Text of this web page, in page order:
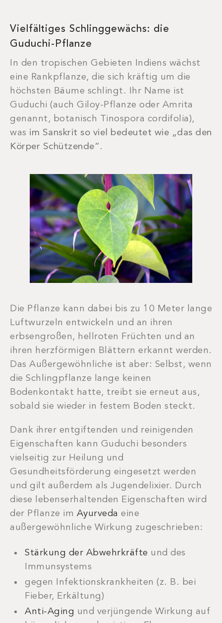
Vielfältiges Schlinggewächs: die
Guduchi-Pflanze
In den tropischen Gebieten Indiens wächst
eine Rankpflanze, die sich kräftig um die
höchsten Bäume schlingt. Ihr Name ist
Guduchi (auch Giloy-Pflanze oder Amrita
genannt, botanisch Tinospora cordifolia),
was im Sanskrit so viel bedeutet wie „das den
Körper Schützende“ .
Die Pflanze kann dabei bis zu 10 Meter lange
Luftwurzeln entwickeln und an ihren
erbsengroßen, hellroten Früchten und an
ihren herzförmigen Blättern erkannt werden.
Das Außergewöhnliche ist aber: Selbst, wenn
die Schlingpflanze lange keinen
Bodenkontakt hatte, treibt sie erneut aus,
sobald sie wieder in festem Boden steckt.
Dank ihrer entgiftenden und reinigenden
Eigenschaften kann Guduchi besonders
vielseitig zur Heilung und
Gesundheitsförderung eingesetzt werden
und gilt außerdem als Jugendelixier. Durch
diese lebenserhaltenden Eigenschaften wird
der Pflanze im Ayurveda eine
außergewöhnliche Wirkung zugeschrieben:
Stärkung der Abwehrkräfte und des
Immunsystems
gegen Infektionskrankheiten (z. B. bei
Fieber, Erkältung)
Anti-Aging und verjüngende Wirkung auf